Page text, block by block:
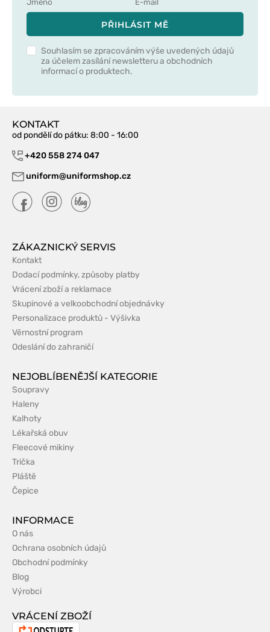
PŘIHLÁSIT MĚ
Souhlasím se zpracováním výše uvedených údajů
za účelem zasílání newsletteru a obchodních
informací o produktech.
KONTAKT
od pondělí do pátku: 8:00 - 16:00
+420 558 274 047
uniform@uniformshop.cz
ZÁKAZNICKÝ SERVIS
Kontakt
Dodací podmínky, způsoby platby
Vrácení zboží a reklamace
Skupinové a velkoobchodní objednávky
Personalizace produktů - Výšivka
Věrnostní program
Odeslání do zahraničí
NEJOBLÍBENĚJŠÍ KATEGORIE
Soupravy
Haleny
Kalhoty
Lékařská obuv
Fleecové mikiny
Trička
Pláště
Čepice
INFORMACE
O nás
Ochrana osobních údajů
Obchodní podmínky
Blog
Výrobci
VRÁCENÍ ZBOŽÍ